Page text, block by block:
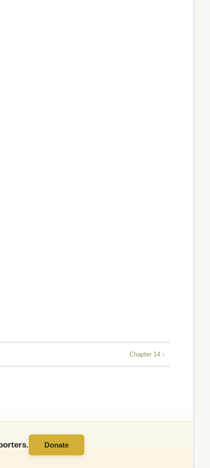
Chapter 14 ›
Donate